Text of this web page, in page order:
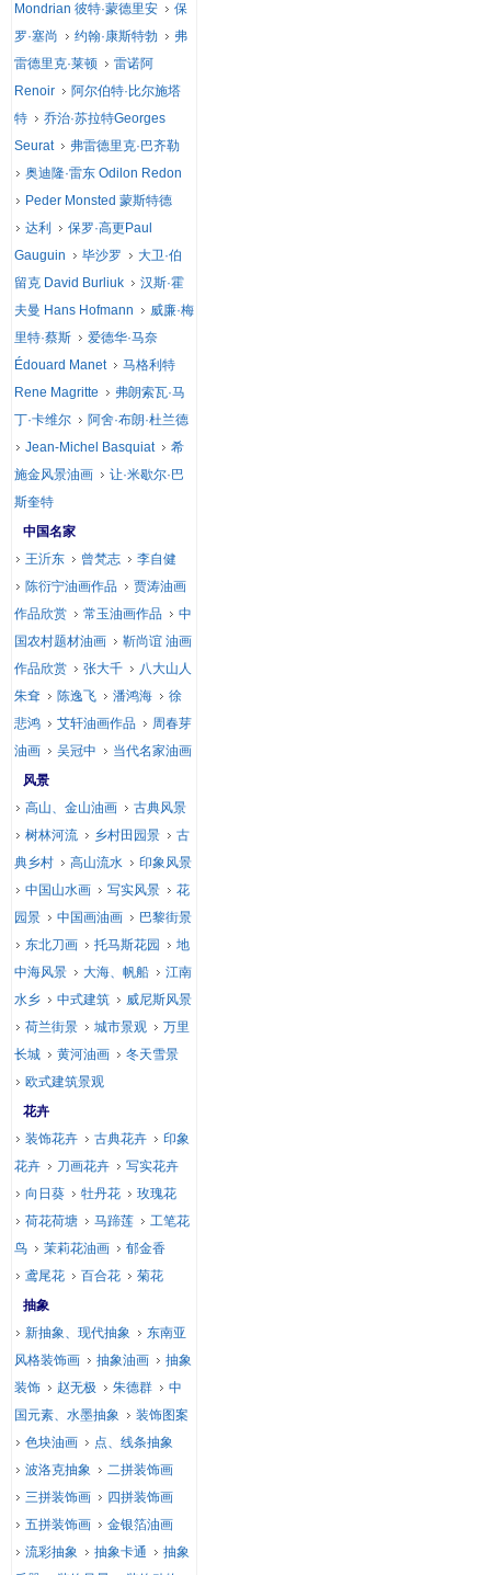
Mondrian 彼特·蒙德里安
保
罗·塞尚
约翰·康斯特勃
弗
雷德里克·莱顿
雷诺阿
Renoir
阿尔伯特·比尔施塔
特
乔治·苏拉特Georges
Seurat
弗雷德里克·巴齐勒
奥迪隆·雷东 Odilon Redon
Peder Monsted 蒙斯特德
达利
保罗·高更Paul
Gauguin
毕沙罗
大卫·伯
留克 David Burliuk
汉斯·霍
夫曼 Hans Hofmann
威廉·梅
里特·蔡斯
爱德华·马奈
Édouard Manet
马格利特
Rene Magritte
弗朗索瓦·马
丁·卡维尔
阿舍·布朗·杜兰德
Jean-Michel Basquiat
希
施金风景油画
让·米歇尔·巴
斯奎特
中国名家
王沂东
曾梵志
李自健
陈衍宁油画作品
贾涛油画
作品欣赏
常玉油画作品
中
国农村题材油画
靳尚谊 油画
作品欣赏
张大千
八大山人
朱耷
陈逸飞 潘鸿海
徐
悲鸿
艾轩油画作品
周春芽
油画
吴冠中
当代名家油画
风景
高山、金山油画
古典风景
树林河流
乡村田园景
古
典乡村
高山流水
印象风景
中国山水画
写实风景
花
园景
中国画油画
巴黎街景
东北刀画
托马斯花园
地
中海风景
大海、帆船
江南
水乡
中式建筑
威尼斯风景
荷兰街景
城市景观
万里
长城
黄河油画
冬天雪景
欧式建筑景观
花卉
装饰花卉
古典花卉
印象
花卉
刀画花卉
写实花卉
向日葵
牡丹花
玫瑰花
荷花荷塘
马蹄莲
工笔花
鸟
茉莉花油画
郁金香
鸢尾花
百合花
菊花
抽象
新抽象、现代抽象
东南亚
风格装饰画
抽象油画
抽象
装饰
赵无极 朱德群
中
国元素、水墨抽象
装饰图案
色块油画
点、线条抽象
波洛克抽象
二拼装饰画
三拼装饰画
四拼装饰画
五拼装饰画
金银箔油画
流彩抽象
抽象卡通
抽象